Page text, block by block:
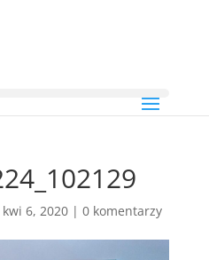
kwi 6, 2020| 0 komentarzy